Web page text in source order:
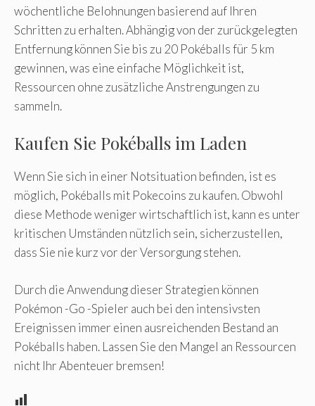
wöchentliche Belohnungen basierend auf Ihren
Schritten zu erhalten. Abhängig von der zurückgelegten
Entfernung können Sie bis zu 20 Pokéballs für 5 km
gewinnen, was eine einfache Möglichkeit ist,
Ressourcen ohne zusätzliche Anstrengungen zu
sammeln.
Kaufen Sie Pokéballs im Laden
Wenn Sie sich in einer Notsituation befinden, ist es
möglich, Pokéballs mit Pokecoins zu kaufen. Obwohl
diese Methode weniger wirtschaftlich ist, kann es unter
kritischen Umständen nützlich sein, sicherzustellen,
dass Sie nie kurz vor der Versorgung stehen.
Durch die Anwendung dieser Strategien können
Pokémon -Go -Spieler auch bei den intensivsten
Ereignissen immer einen ausreichenden Bestand an
Pokéballs haben. Lassen Sie den Mangel an Ressourcen
nicht Ihr Abenteuer bremsen!